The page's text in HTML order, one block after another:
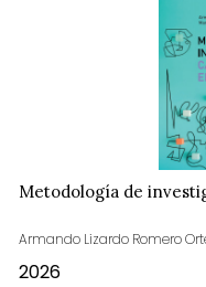
Metodología de
Armando Lizardo Romero
2026